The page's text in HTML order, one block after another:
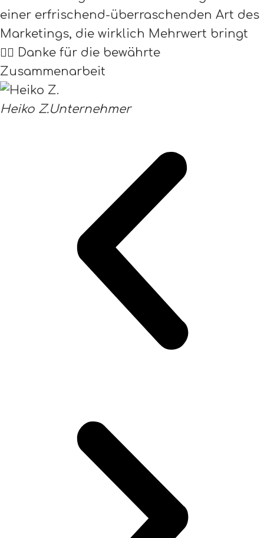
einer erfrischend-überraschenden Art des
Marketings, die wirklich Mehrwert bringt
👌🏻 Danke für die bewährte
Zusammenarbeit
Heiko Z.Unternehmer